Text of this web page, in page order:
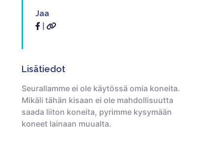
Jaa
Lisätiedot
Seurallamme ei ole käytössä omia koneita.
Mikäli tähän kisaan ei ole mahdollisuutta
saada liiton koneita, pyrimme kysymään
koneet lainaan muualta.